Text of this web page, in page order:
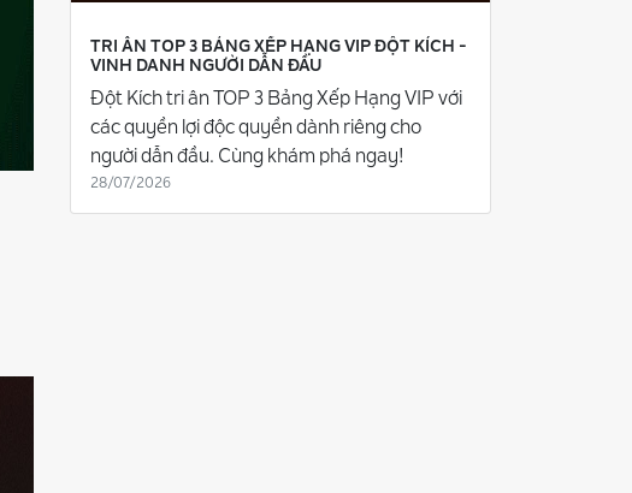
TRI ÂN TOP 3 BẢNG XẾP HẠNG VIP ĐỘT KÍCH -
VINH DANH NGƯỜI DẪN ĐẦU
Đột Kích tri ân TOP 3 Bảng Xếp Hạng VIP với
các quyền lợi độc quyền dành riêng cho
người dẫn đầu. Cùng khám phá ngay!
28/07/2026